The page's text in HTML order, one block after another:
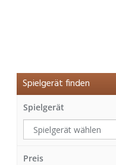
Spielgerät finden
Spielgerät
Preis